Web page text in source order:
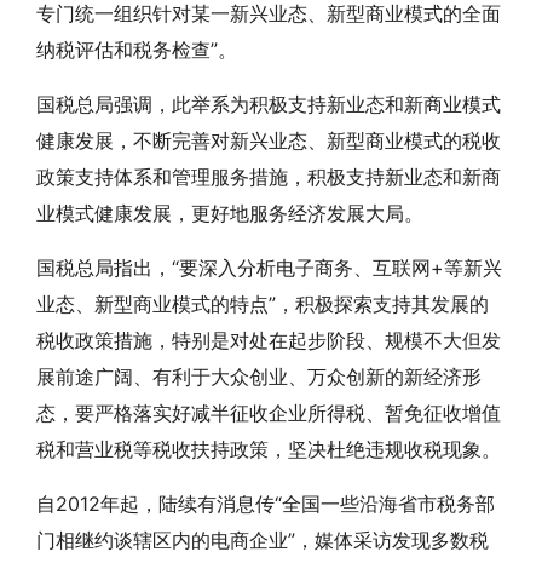
专门统一组织针对某一新兴业态、新型商业模式的全面
纳税评估和税务检查”。
国税总局强调，此举系为积极支持新业态和新商业模式
健康发展，不断完善对新兴业态、新型商业模式的税收
政策支持体系和管理服务措施，积极支持新业态和新商
业模式健康发展，更好地服务经济发展大局。
国税总局指出，“要深入分析电子商务、互联网+等新兴
业态、新型商业模式的特点”，积极探索支持其发展的
税收政策措施，特别是对处在起步阶段、规模不大但发
展前途广阔、有利于大众创业、万众创新的新经济形
态，要严格落实好减半征收企业所得税、暂免征收增值
税和营业税等税收扶持政策，坚决杜绝违规收税现象。
自2012年起，陆续有消息传“全国一些沿海省市税务部
门相继约谈辖区内的电商企业”，媒体采访发现多数税